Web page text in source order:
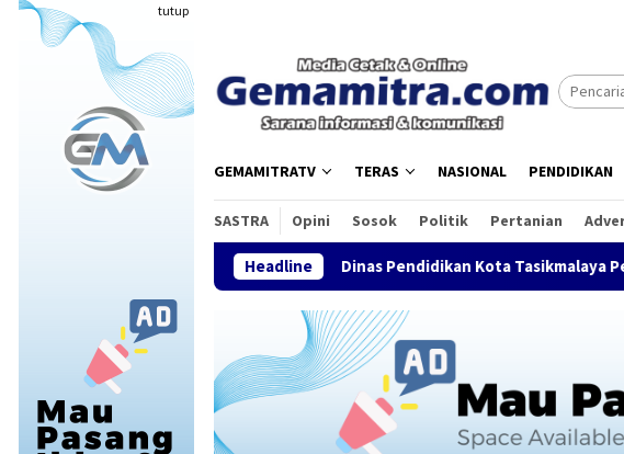
Loncat
tutup
GEMAMITRATV TERAS NASIONAL PENDIDIKAN
SASTRA Opini Sosok Politik Pertanian
Headline
Dinas Pendidikan Kota Tasikmalaya Perkuat Wajib